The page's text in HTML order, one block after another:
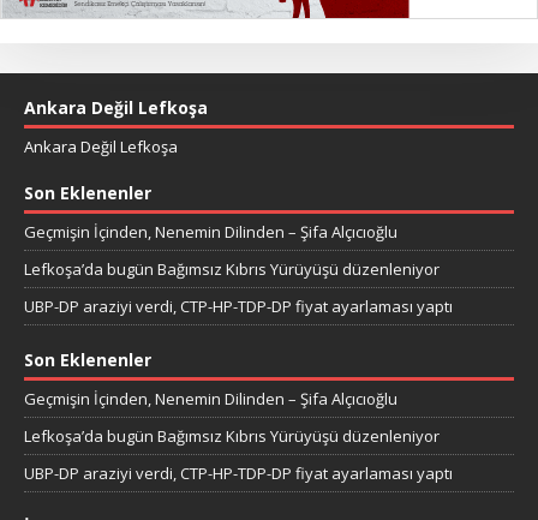
Ankara Değil Lefkoşa
Ankara Değil Lefkoşa
Son Eklenenler
Geçmişin İçinden, Nenemin Dilinden – Şifa Alçıcıoğlu
Lefkoşa’da bugün Bağımsız Kıbrıs Yürüyüşü düzenleniyor
UBP-DP araziyi verdi, CTP-HP-TDP-DP fiyat ayarlaması yaptı
Son Eklenenler
Geçmişin İçinden, Nenemin Dilinden – Şifa Alçıcıoğlu
Lefkoşa’da bugün Bağımsız Kıbrıs Yürüyüşü düzenleniyor
UBP-DP araziyi verdi, CTP-HP-TDP-DP fiyat ayarlaması yaptı